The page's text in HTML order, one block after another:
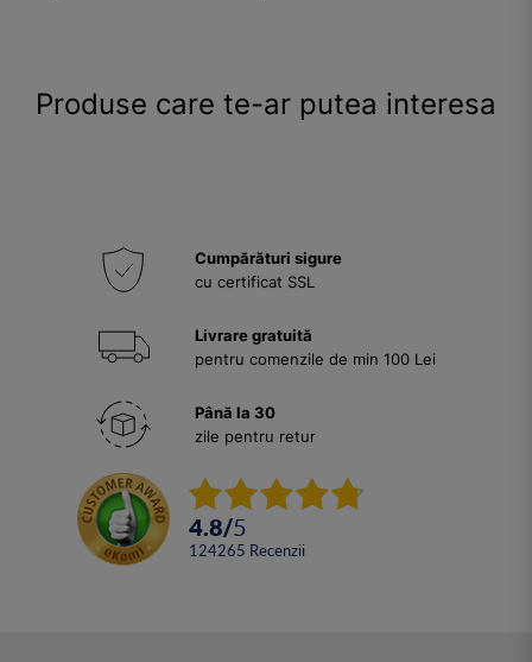
Produse care te-ar putea interesa
Cumpărături sigure
cu certificat SSL
Livrare gratuită
pentru comenzile de min 100 Lei
Până la 30
zile pentru retur
4.8/5
124265 Recenzii